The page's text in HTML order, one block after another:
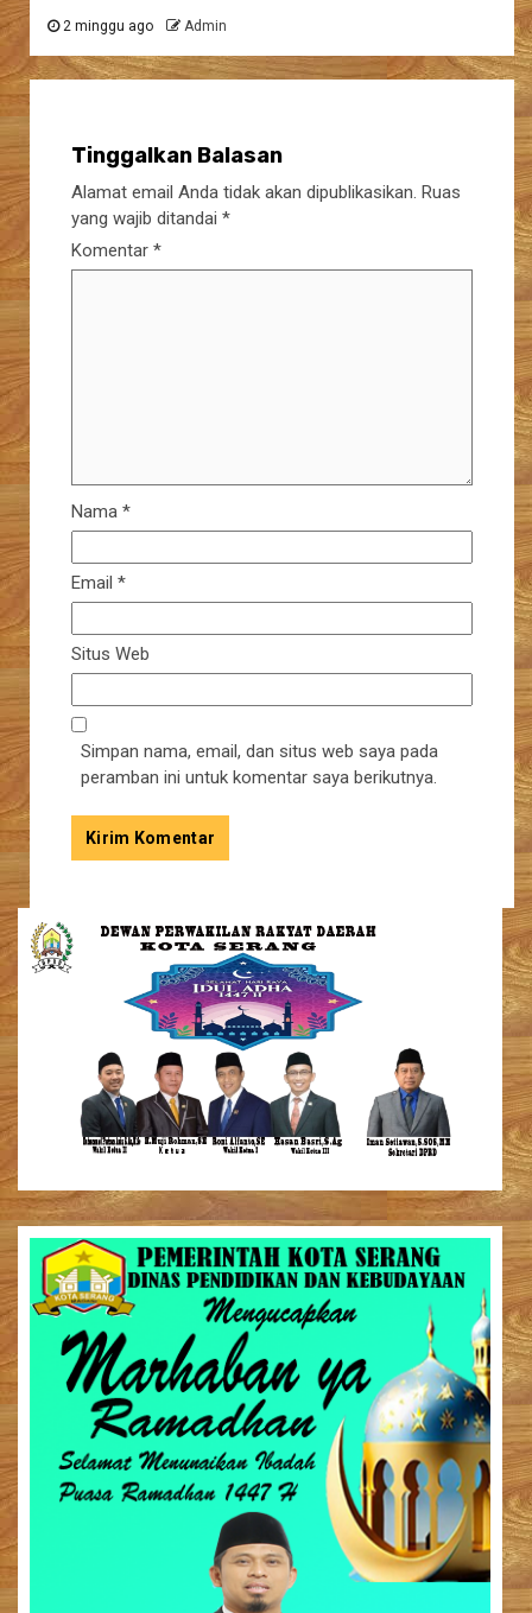
2 minggu ago Admin
Tinggalkan Balasan
Alamat email Anda tidak akan dipublikasikan. Ruas
yang wajib ditandai *
Komentar *
Nama *
Email *
Situs Web
Simpan nama, email, dan situs web saya pada
peramban ini untuk komentar saya berikutnya.